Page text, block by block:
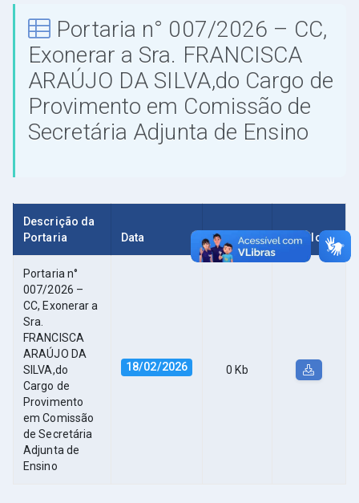
Portaria n° 007/2026 – CC,
Exonerar a Sra. FRANCISCA
ARAÚJO DA SILVA,do Cargo de
Provimento em Comissão de
Secretária Adjunta de Ensino
Descrição da
Portaria
Data Tamanho Download
Portaria n°
007/2026 –
CC, Exonerar a
Sra.
FRANCISCA
ARAÚJO DA
SILVA,do
Cargo de
Provimento
em Comissão
de Secretária
Adjunta de
Ensino
18/02/2026 0 Kb